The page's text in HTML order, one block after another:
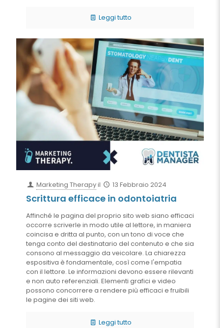
Leggi tutto
Marketing Therapyil 13 Febbraio 2024
Scrittura efficace in odontoiatria
Affinché le pagina del proprio sito web siano efficaci
occorre scriverle in modo utile al lettore, in maniera
coincisa e dritta al punto, con un tono di voce che
tenga conto del destinatario del contenuto e che sia
consono al messaggio da veicolare. La chiarezza
espositiva è fondamentale, così come l'empatia
con il lettore. Le informazioni devono essere rilevanti
e non auto referenziali. Elementi grafici e video
possono concorrere a rendere più efficaci e fruibili
le pagine dei siti web.
Leggi tutto